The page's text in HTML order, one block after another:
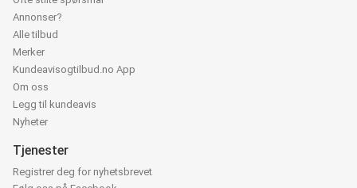
Annonser?
Alle tilbud
Merker
Kundeavisogtilbud.no App
Om oss
Legg til kundeavis
Nyheter
Tjenester
Registrer deg for nyhetsbrevet